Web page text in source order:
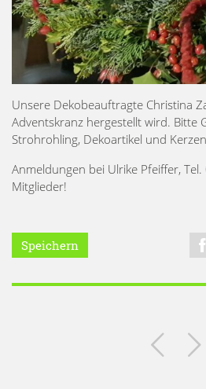
Unsere Dekobeauftragte Christina
Adventskranz hergestellt wird. Bitte
Strohrohling, Dekoartikel und
Anmeldungen bei Ulrike Pfeiffer,
Mitglieder!
Speichern